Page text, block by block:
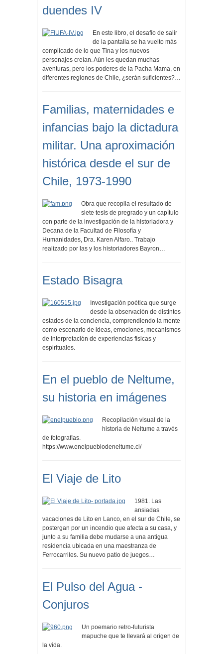
duendes IV
En este libro, el desafío de salir
de la pantalla se ha vuelto más
complicado de lo que Tina y los nuevos
personajes creían. Aún les quedan muchas
aventuras, pero los poderes de la Pacha Mama, en
diferentes regiones de Chile, ¿serán suficientes?…
Familias, maternidades e
infancias bajo la dictadura
militar. Una aproximación
histórica desde el sur de
Chile, 1973-1990
Obra que recopila el resultado de
siete tesis de pregrado y un capítulo
con parte de la investigación de la historiadora y
Decana de la Facultad de Filosofía y
Humanidades, Dra. Karen Alfaro.. Trabajo
realizado por las y los historiadores Bayron…
Estado Bisagra
Investigación poética que surge
desde la observación de distintos
estados de la conciencia, comprendiendo la mente
como escenario de ideas, emociones, mecanismos
de interpretación de experiencias físicas y
espirituales.
En el pueblo de Neltume,
su historia en imágenes
Recopilación visual de la
historia de Neltume a través
de fotografías.
https://www.enelpueblodeneltume.cl/
El Viaje de Lito
1981. Las
ansiadas
vacaciones de Lito en Lanco, en el sur de Chile, se
postergan por un incendio que afecta a su casa, y
junto a su familia debe mudarse a una antigua
residencia ubicada en una maestranza de
Ferrocarriles. Su nuevo patio de juegos…
El Pulso del Agua -
Conjuros
Un poemario retro-futurista
mapuche que te llevará al origen de
la vida.